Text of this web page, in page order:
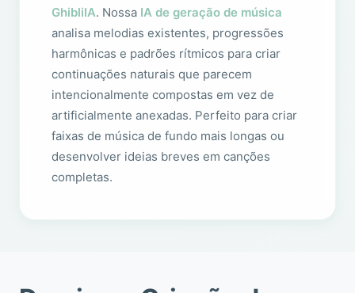
GhibliIA. Nossa IA de geração de música
analisa melodias existentes, progressões
harmônicas e padrões rítmicos para criar
continuações naturais que parecem
intencionalmente compostas em vez de
artificialmente anexadas. Perfeito para criar
faixas de música de fundo mais longas ou
desenvolver ideias breves em canções
completas.